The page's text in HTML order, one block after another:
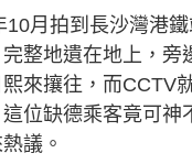
10月拍到長沙灣港
整地遺在地上，旁
來攘往，而CCTV
位缺德乘客竟可神
議。